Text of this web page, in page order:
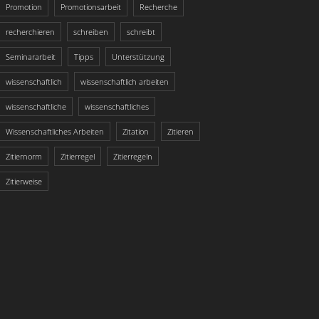
Promotion Promotionsarbeit Recherche
recherchieren schreiben schreibt
Seminararbeit Tipps Unterstützung
wissenschaftlich wissenschaftlich arbeiten
wissenschaftliche wissenschaftliches
Wissenschaftliches Arbeiten Zitation Zitieren
Zitiernorm Zitierregel Zitierregeln
Zitierweise